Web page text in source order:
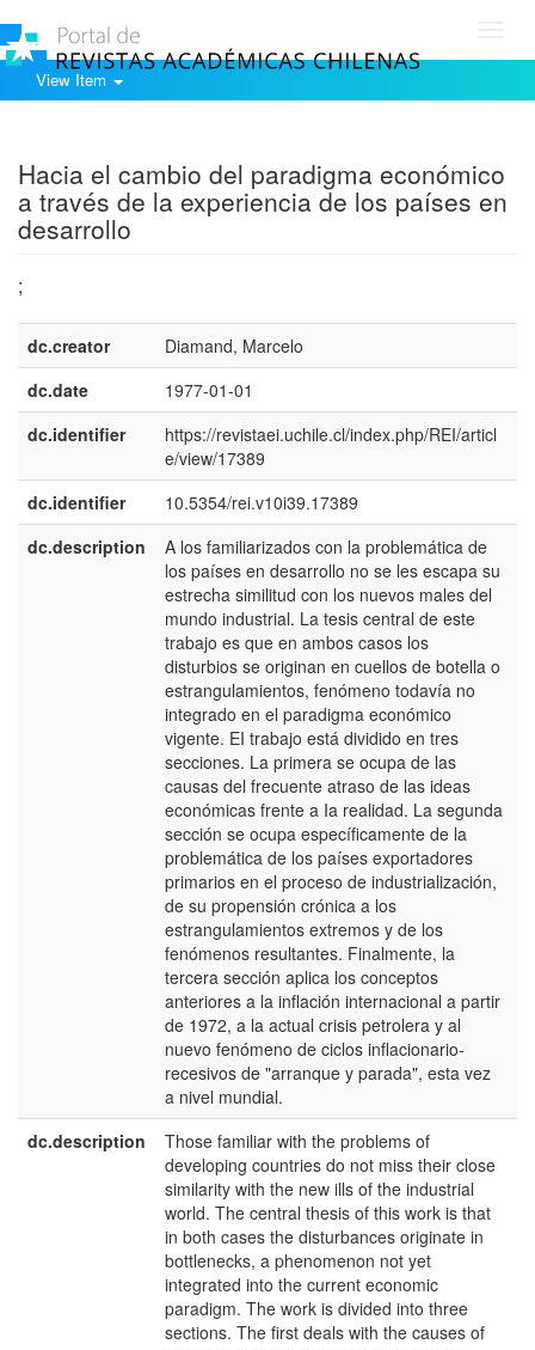
View Item
Hacia el cambio del paradigma económico
a través de la experiencia de los países en
desarrollo
;
dc.creator
Diamand, Marcelo
dc.date
1977-01-01
dc.identifier
https://revistaei.uchile.cl/index.php/REI/articl
e/view/17389
dc.identifier
10.5354/rei.v10i39.17389
dc.description
A los familiarizados con la problemática de
los países en desarrollo no se les escapa su
estrecha similitud con los nuevos males del
mundo industrial. La tesis central de este
trabajo es que en ambos casos los
disturbios se originan en cuellos de botella o
estrangulamientos, fenómeno todavía no
integrado en el paradigma económico
vigente. EI trabajo está dividido en tres
secciones. La primera se ocupa de las
causas del frecuente atraso de las ideas
económicas frente a Ia realidad. La segunda
sección se ocupa específicamente de la
problemática de los países exportadores
primarios en el proceso de industrialización,
de su propensión crónica a los
estrangulamientos extremos y de los
fenómenos resultantes. Finalmente, la
tercera sección aplica los conceptos
anteriores a la inflación internacional a partir
de 1972, a la actual crisis petrolera y al
nuevo fenómeno de ciclos inflacionario-
recesivos de "arranque y parada", esta vez
a nivel mundial.
dc.description
Those familiar with the problems of
developing countries do not miss their close
similarity with the new ills of the industrial
world. The central thesis of this work is that
in both cases the disturbances originate in
bottlenecks, a phenomenon not yet
integrated into the current economic
paradigm. The work is divided into three
sections. The first deals with the causes of